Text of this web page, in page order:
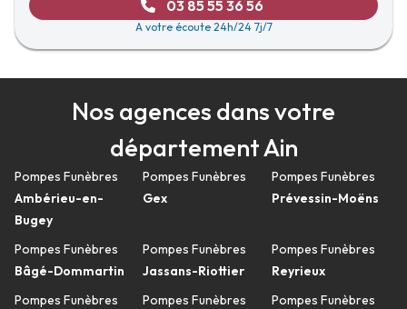
03 85 55 36 56
A votre écoute 24h/24 7j/7
Nos agences dans votre
département Ain
Pompes Funèbres
Ambérieu-en-
Bugey
Pompes Funèbres
Bâgé-Dommartin
Pompes Funèbres
Pompes Funèbres
Gex
Pompes Funèbres
Jassans-Riottier
Pompes Funèbres
Pompes Funèbres
Prévessin-Moëns
Pompes Funèbres
Reyrieux
Pompes Funèbres